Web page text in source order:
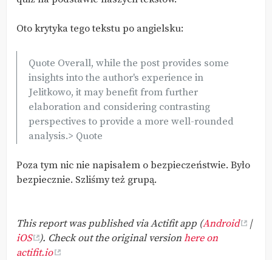
Oto krytyka tego tekstu po angielsku:
Quote Overall, while the post provides some
insights into the author's experience in
Jelitkowo, it may benefit from further
elaboration and considering contrasting
perspectives to provide a more well-rounded
analysis.> Quote
Poza tym nic nie napisałem o bezpieczeństwie. Było
bezpiecznie. Szliśmy też grupą.
This report was published via Actifit app (Android
|
iOS
). Check out the original versionhere on
actifit.io